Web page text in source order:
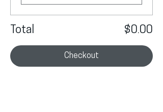
Total $0.00
Checkout